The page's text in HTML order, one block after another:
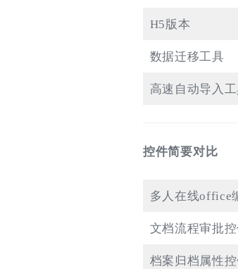
H5版本
数据迁移工具
高速自动导入
控件简要对比
多人在线office
文档流程审批
档案归档属性